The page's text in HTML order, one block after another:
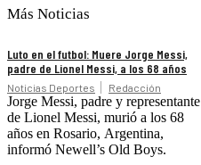
Más Noticias
Luto en el futbol: Muere Jorge Messi,
padre de Lionel Messi, a los 68 años
Noticias Deportes Redacción
Jorge Messi, padre y representante
de Lionel Messi, murió a los 68
años en Rosario, Argentina,
informó Newell’s Old Boys.